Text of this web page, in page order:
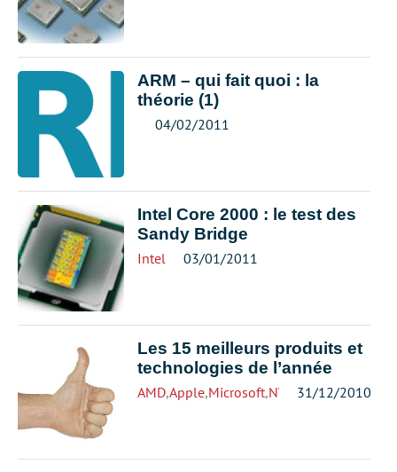
ARM – qui fait quoi : la
théorie (1)
04/02/2011
Intel Core 2000 : le test des
Sandy Bridge
Intel 03/01/2011
Les 15 meilleurs produits et
technologies de l’année
AMD,Apple,Microsoft,NVIDIA,Seagate,
31/12/2010